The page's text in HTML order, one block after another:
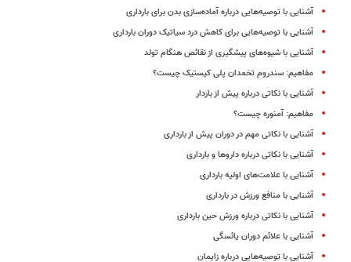
آشنایی با توصیه‌هایی درباره آماده‌سازی بدن برای بارداری
آشنایی با توصیه‌هایی برای کاهش درد سیاتیک دوران بارداری
آشنایی با شیوه‌های پیشگیری از نقائص هنگام تولد
مفاهیم: سندروم تخمدان پلی کیستیک چیست؟
آشنایی با نکاتی درباره پیش از باردار
مفاهیم: آمنوره چیست؟
آشنایی با نکاتی مهم در دوران پیش از بارداری
آشنایی با نکاتی درباره داروها و بارداری
آشنایی با علامت‌های اولیه بارداری
آشنایی با منافع ورزش در بارداری
آشنایی با نکاتی درباره ورزش حین بارداری
آشنایی با علائم دوران یائسگی
آشنایی با توصیه‌هایی درباره زایمان